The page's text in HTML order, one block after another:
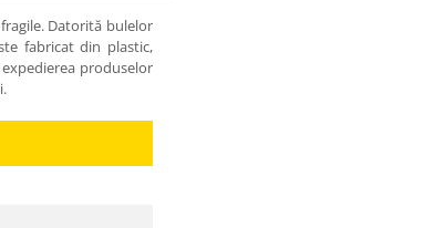
Datorită bulelor
fabricat din plastic,
produselor